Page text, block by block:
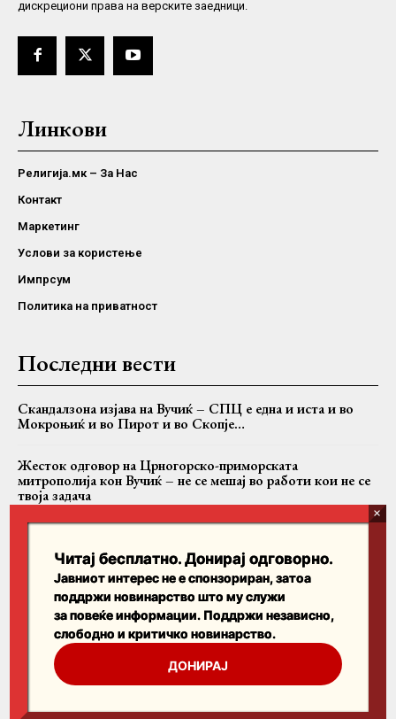
дискрециони права на верските заедници.
Линкови
Религија.мк – За Нас
Контакт
Маркетинг
Услови за користење
Импрсум
Политика на приватност
Последни вести
Скандалзона изјава на Вучиќ – СПЦ е една и иста и во
Мокроњиќ и во Пирот и во Скопје…
Жесток одговор на Црногорско-приморската
митрополија кон Вучиќ – не се мешај во работи кои не се
твоја задача
или само со критичарот?
Пребарајте
Search
Читај бесплатно. Донирај одговорно.
Јавниот интерес не е спонзориран, затоа
поддржи новинарство што му служи
за повеќе информации. Поддржи независно,
слободно и критичко новинарство.
ДОНИРАЈ